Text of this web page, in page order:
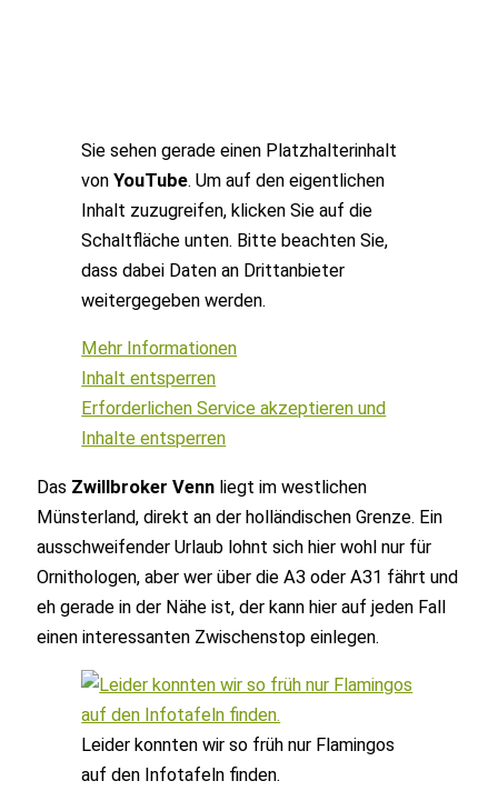
Sie sehen gerade einen Platzhalterinhalt
vonYouTube. Um auf den eigentlichen
Inhalt zuzugreifen, klicken Sie auf die
Schaltfläche unten. Bitte beachten Sie,
dass dabei Daten an Drittanbieter
weitergegeben werden.
Mehr Informationen
Inhalt entsperren
Erforderlichen Service akzeptieren und
Inhalte entsperren
Das Zwillbroker Venn liegt im westlichen
Münsterland, direkt an der holländischen Grenze. Ein
ausschweifender Urlaub lohnt sich hier wohl nur für
Ornithologen, aber wer über die A3 oder A31 fährt und
eh gerade in der Nähe ist, der kann hier auf jeden Fall
einen interessanten Zwischenstop einlegen.
Leider konnten wir so früh nur Flamingos
auf den Infotafeln finden.